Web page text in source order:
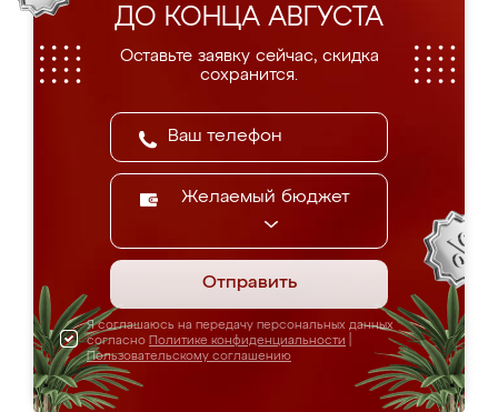
ДО КОНЦА АВГУСТА
Оставьте заявку сейчас, скидка
сохранится.
Желаемый бюджет
Отправить
Я соглашаюсь на передачу персональных данных
согласно Политике конфиденциальности
Пользовательскому соглашению